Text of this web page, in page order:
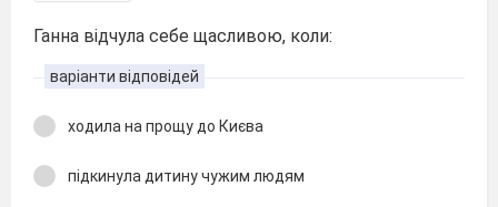
Ганна відчула себе щасливою, коли:
варіанти відповідей
ходила на прощу до Києва
підкинула дитину чужим людям